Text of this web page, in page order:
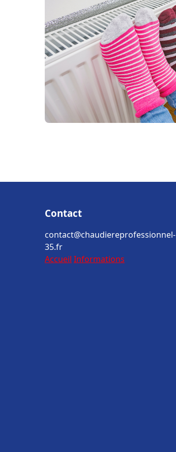
Contact
contact@chaudiereprofessionnel-
35.fr
Accueil Informations